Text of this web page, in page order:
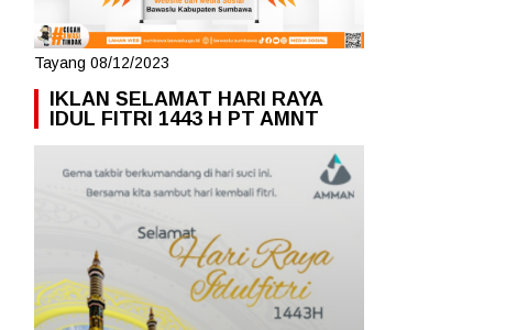
Tayang 08/12/2023
IKLAN SELAMAT HARI RAYA
IDUL FITRI 1443 H PT AMNT